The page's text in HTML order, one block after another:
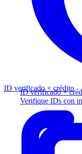
ID verificado +
Verifique IDs con
ID verificado + crédito